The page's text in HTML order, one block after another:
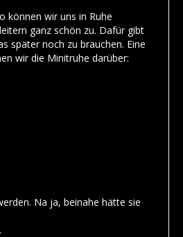
können wir uns in Ruhe
ganz schön zu. Dafür gibt
später noch zu brauchen. Eine
wir die Minitruhe darüber:
Na ja, beinahe hätte sie